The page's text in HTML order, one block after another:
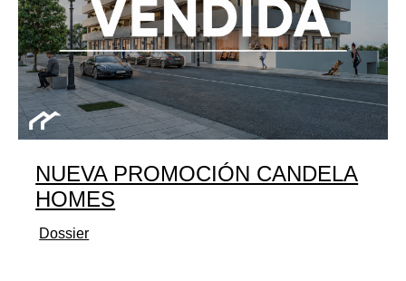
NUEVA PROMOCIÓN CANDELA
HOMES
Dossier